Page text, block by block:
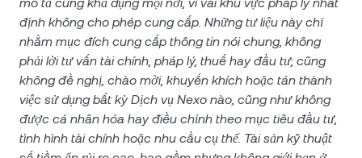
định không cho phép cung cấp. Những tư liệu này chỉ
nhằm mục đích cung cấp thông tin nói chung, không
phải lời tư vấn tài chính, pháp lý, thuế hay đầu tư; cũng
không đề nghị, chào mời, khuyến khích hoặc tán thành
việc sử dụng bất kỳ Dịch vụ Nexo nào, cũng như không
được cá nhân hóa hay điều chỉnh theo mục tiêu đầu tư,
tình hình tài chính hoặc nhu cầu cụ thể. Tài sản kỹ thuật